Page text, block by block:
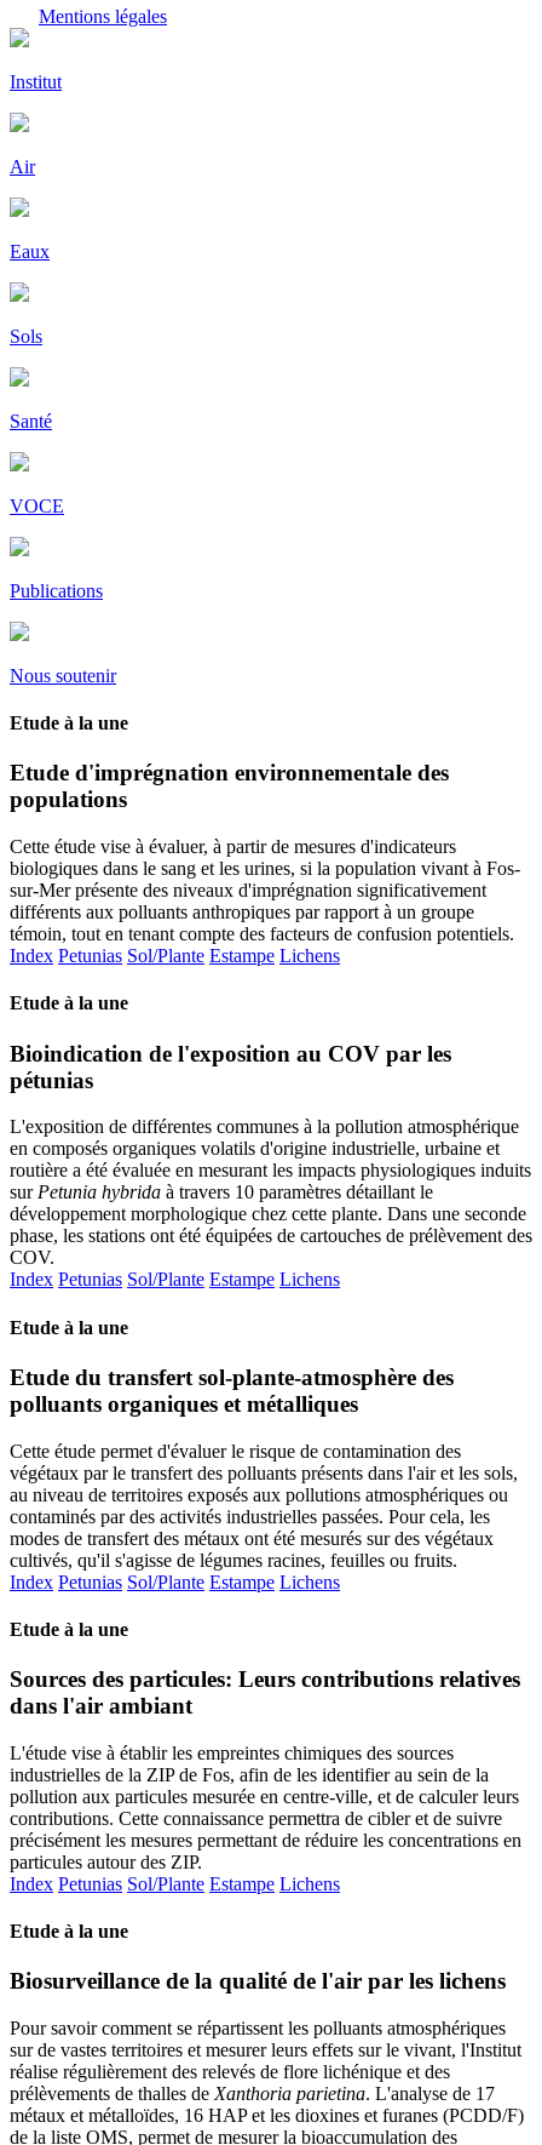
Mentions légales
Institut
Air
Eaux
Sols
Santé
VOCE
Publications
Nous soutenir
Etude à la une
Etude d'imprégnation environnementale des
populations
Cette étude vise à évaluer, à partir de mesures d'indicateurs
biologiques dans le sang et les urines, si la population vivant à Fos-
sur-Mer présente des niveaux d'imprégnation significativement
différents aux polluants anthropiques par rapport à un groupe
témoin, tout en tenant compte des facteurs de confusion potentiels.
Index Petunias Sol/Plante Estampe Lichens
Etude à la une
Bioindication de l'exposition au COV par les
pétunias
L'exposition de différentes communes à la pollution atmosphérique
en composés organiques volatils d'origine industrielle, urbaine et
routière a été évaluée en mesurant les impacts physiologiques induits
sur Petunia hybrida à travers 10 paramètres détaillant le
développement morphologique chez cette plante. Dans une seconde
phase, les stations ont été équipées de cartouches de prélèvement des
COV.
Index Petunias Sol/Plante Estampe Lichens
Etude à la une
Etude du transfert sol-plante-atmosphère des
polluants organiques et métalliques
Cette étude permet d'évaluer le risque de contamination des
végétaux par le transfert des polluants présents dans l'air et les sols,
au niveau de territoires exposés aux pollutions atmosphériques ou
contaminés par des activités industrielles passées. Pour cela, les
modes de transfert des métaux ont été mesurés sur des végétaux
cultivés, qu'il s'agisse de légumes racines, feuilles ou fruits.
Index Petunias Sol/Plante Estampe Lichens
Etude à la une
Sources des particules: Leurs contributions relatives
dans l'air ambiant
L'étude vise à établir les empreintes chimiques des sources
industrielles de la ZIP de Fos, afin de les identifier au sein de la
pollution aux particules mesurée en centre-ville, et de calculer leurs
contributions. Cette connaissance permettra de cibler et de suivre
précisément les mesures permettant de réduire les concentrations en
particules autour des ZIP.
Index Petunias Sol/Plante Estampe Lichens
Etude à la une
Biosurveillance de la qualité de l'air par les lichens
Pour savoir comment se répartissent les polluants atmosphériques
sur de vastes territoires et mesurer leurs effets sur le vivant, l'Institut
réalise régulièrement des relevés de flore lichénique et des
prélèvements de thalles de Xanthoria parietina. L'analyse de 17
métaux et métalloïdes, 16 HAP et les dioxines et furanes (PCDD/F)
de la liste OMS, permet de mesurer la bioaccumulation des